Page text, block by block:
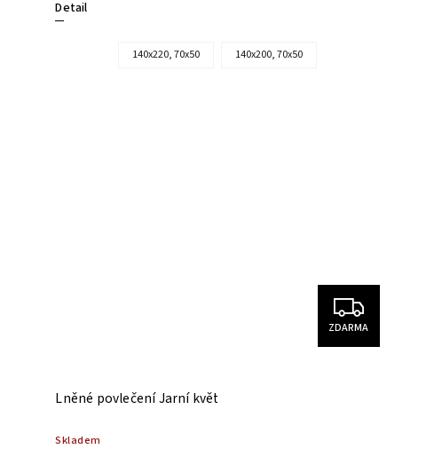
Detail
140x220, 70x50 140x200, 70x50
ZDARMA
Lněné povlečení Jarní květ
Skladem